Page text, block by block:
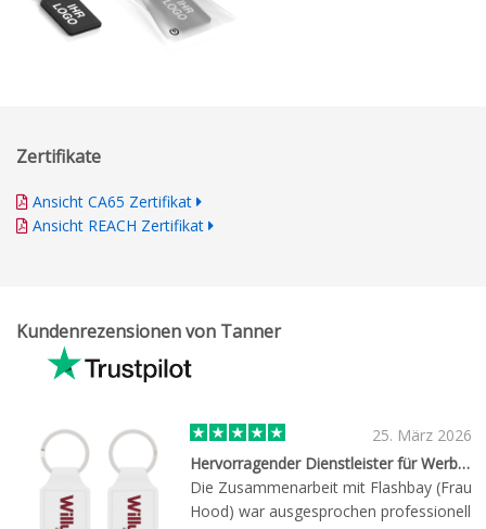
Zertifikate
Ansicht CA65 Zertifikat
Ansicht REACH Zertifikat
Kundenrezensionen von Tanner
25. März 2026
Hervorragender Dienstleister für Werbeartikel!
Die Zusammenarbeit mit Flashbay (Frau
Hood) war ausgesprochen professionell